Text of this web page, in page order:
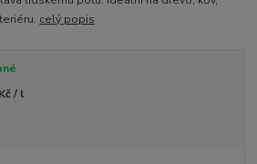
celý popis
/ l